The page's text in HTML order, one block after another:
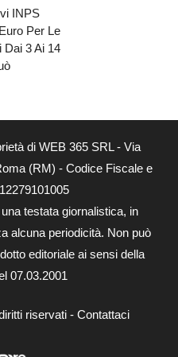
INPS
Per Le
Dai 3 Ai 14
di WEB 365 SRL - Via
(RM) - Codice Fiscale e
testata giornalistica, in
alcuna periodicità. Non può
editoriale ai sensi della
07.03.2001
riservati - Contattaci